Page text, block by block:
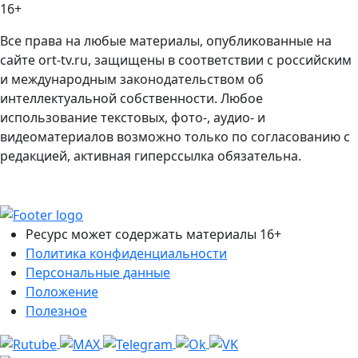
16+
Все права на любые материалы, опубликованные на
сайте ort-tv.ru, защищены в соответствии с российским
и международным законодательством об
интеллектуальной собственности. Любое
использование текстовых, фото-, аудио- и
видеоматериалов возможно только по согласованию с
редакцией, активная гиперссылка обязательна.
Ресурс может содержать материалы 16+
Политика конфиденциальности
Персональные данные
Положение
Полезное